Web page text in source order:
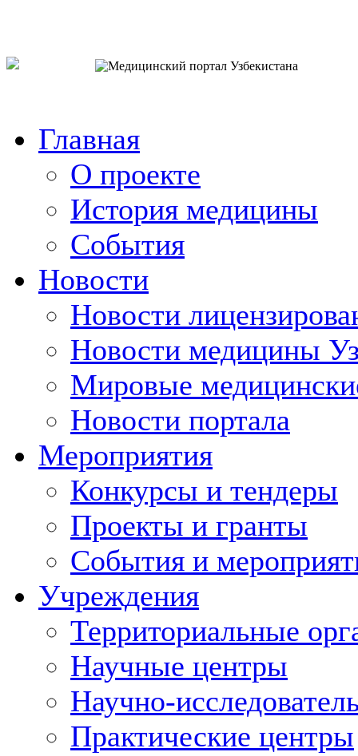
Главная
О проекте
История медицины
События
Новости
Новости
Новости медицины
Мировые
Новости портала
Мероприятия
Конкурсы и тендеры
Проекты и гранты
События и
Учреждения
Территориальные
Научные центры
Научно-
Практические центры